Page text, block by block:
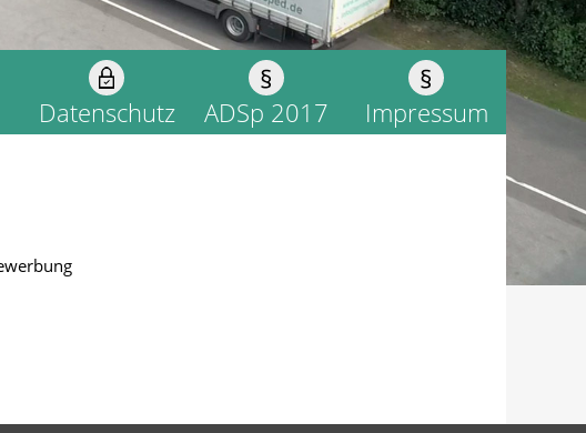
Impressum
ADSp 2017
Datenschutz